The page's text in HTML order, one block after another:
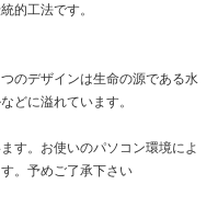
的工法です。
のデザインは生命の源である水
どに溢れています。
す。お使いのパソコン環境によ
。予めご了承下さい